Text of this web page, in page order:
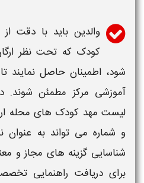
والدین باید با دقت از
کودککه تحت نظر ارگان
شود، اطمینان حاصل نمایند تا
آموزشی مرکز مطمئن شوند.
لیست مهد کودک های محله
و شمارهمی تواند به عنوان
شناسایی گزینه های مجاز و معتبر
برای دریافت راهنمایی تخصصی